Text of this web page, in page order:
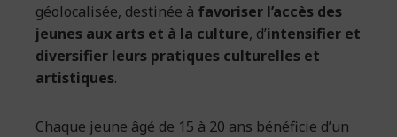
géolocalisée, destinée à favoriser l’accès des
jeunes aux arts et à la culture, d’intensifier et
diversifier leurs pratiques culturelles et
artistiques.
Chaque jeune âgé de 15 à 20 ans bénéficie d’un